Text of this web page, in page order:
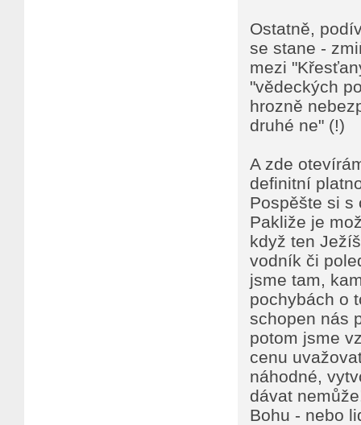
Ostatně,
se stane -
mezi
"vědeckých
hrozně
druhé ne" (!)
A zde
definitní
Pospěšte si s
Pakliže je
když ten
vodník či
jsme tam,
pochybách o
schopen nás
potom jsme
cenu
náhodné,
dávat
Bohu - nebo